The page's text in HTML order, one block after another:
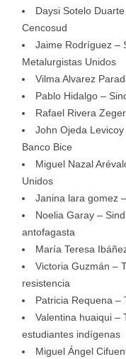
Daysi Sotelo
Cencosud
Jaime Rodríguez –
Metalurgistas Unidos
Vilma Alvarez
Pablo Hidalgo –
Rafael Rivera
John Ojeda
Banco Bice
Miguel Nazal
Unidos
Janina lara gomez
Noelia Garay –
antofagasta
María Teresa
Victoria Guzmán –
resistencia
Patricia Requena –
Valentina huaiqui –
estudiantes indígenas
Miguel Ángel